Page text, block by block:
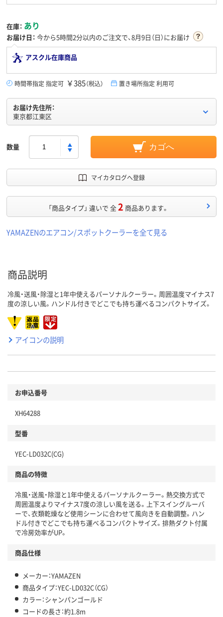
在庫： あり
お届け日： 今から5時間2分以内のご注文で、8月9日（日）にお届け
アスクル在庫商品
時間帯指定 指定可 ￥385（税込） 置き場所指定 利用可
お届け先住所：
東京都江東区
数量 カゴへ
マイカタログへ登録
「商品タイプ」 違いで 全2 商品あります。
YAMAZENのエアコン/スポットクーラーを全て見る
商品説明
冷風・送風・除湿と1年中使えるパーソナルクーラー。周囲温度マイナス7
度の涼しい風。ハンドル付きでどこでも持ち運べるコンパクトサイズ。
アイコンの説明
お申込番号
XH64288
型番
YEC-LD032C(CG)
商品の特徴
冷風・送風・除湿と1年中使えるパーソナルクーラー。熱交換方式で
周囲温度よりマイナス7度の涼しい風を送る。上下スイングルーバ
ーで、衣類乾燥など使用シーンに合わせて風向きを自動調整。ハン
ドル付きでどこでも持ち運べるコンパクトサイズ。排熱ダクト付属
で冷房効率がUP。
商品仕様
メーカー：YAMAZEN
商品タイプ：YEC-LD032C（CG）
カラー：シャンパンゴールド
コードの長さ：約1.8m